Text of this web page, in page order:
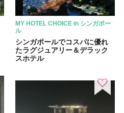
MY HOTEL CHOICE in シンガポー
ル
シンガポールでコスパに優れ
たラグジュアリー＆デラック
スホテル